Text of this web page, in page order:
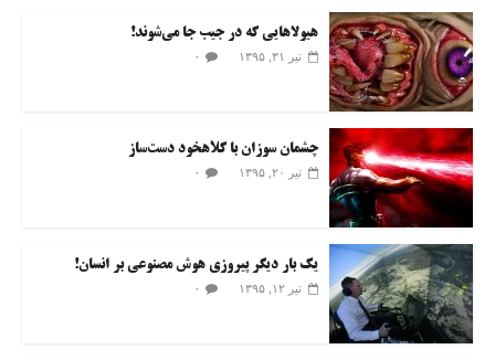
هیولاهایی که در جیب جا می‌شوند!
تیر ۳۱, ۱۳۹۵ ۰
چشمان سوزان با کلاهخود دست‌ساز
تیر ۲۰, ۱۳۹۵ ۰
یک بار دیگر پیروزی هوش مصنوعی بر انسان!
تیر ۱۲, ۱۳۹۵ ۰